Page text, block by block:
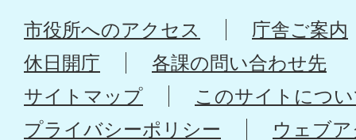
市役所へのアクセス
庁舎ご案内
休日開庁
各課の問い合わせ先
サイトマップ
このサイトにつ
プライバシーポリシー
ウェブ